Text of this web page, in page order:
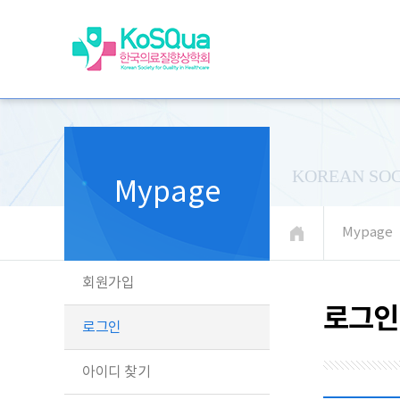
KOREAN
Mypage
Mypage
회원가입
로그인
아이디 찾기
로그인